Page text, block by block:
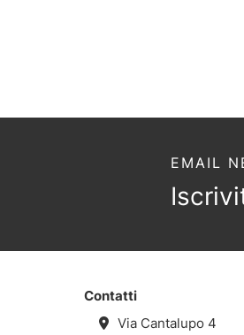
EMAIL
Contatti
Via Cantalupo 4